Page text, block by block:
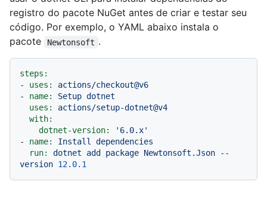
registro do pacote NuGet antes de criar e testar seu
código. Por exemplo, o YAML abaixo instala o
pacote
Newtonsoft .
steps:
-
uses:
actions/checkout@v6
-
name: Setup dotnet
uses:
actions/setup-dotnet@v4
with:
dotnet-version:
'6.0.x'
-
name: Install dependencies
run:
dotnet add package Newtonsoft.Json
--
version 12.0.1